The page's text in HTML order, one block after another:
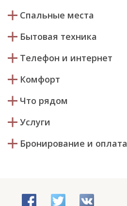
Спальные места
Бытовая техника
Телефон и интернет
Комфорт
Что рядом
Услуги
Бронирование и оплата